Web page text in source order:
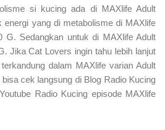
si kucing ada di MAXlife Adult
energi yang di metabolisme di MAXlife
G. Sedangkan untuk di MAXlife Adult
Jika Cat Lovers ingin tahu lebih lanjut
dalam MAXlife varian Adult
cek langsung di Blog Radio Kucing
Radio Kucing episode MAXlife